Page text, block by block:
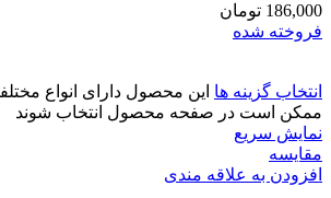
186,000 تومان
فروخته شده
انتخاب گزینه ها این محصول دارای انواع
ممکن است در صفحه محصول انتخاب شوند
نمایش سریع
مقايسه
افزودن به علاقه مندی